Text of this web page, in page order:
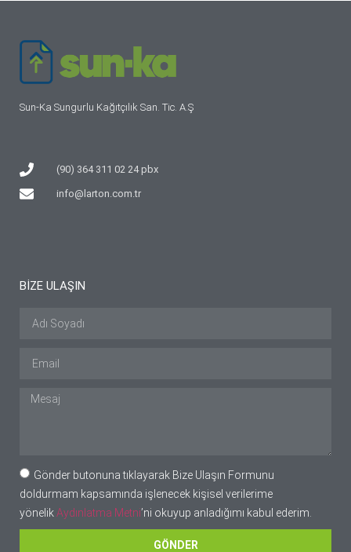
Sun-Ka Sungurlu Kağıtçılık San. Tic. A.Ş
(90) 364 311 02 24 pbx
info@larton.com.tr
BİZE ULAŞIN
Gönder butonuna tıklayarak Bize Ulaşın Formunu
doldurmam kapsamında işlenecek kişisel verilerime
yönelikAydınlatma Metni’ni okuyup anladığımı kabul ederim.
GÖNDER